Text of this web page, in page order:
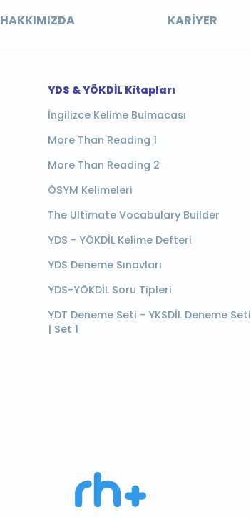
HAKKIMIZDA KARIYER
YDS & YÖKDİL Kitapları
İngilizce Kelime Bulmacası
More Than Reading 1
More Than Reading 2
ÖSYM Kelimeleri
The Ultimate Vocabulary Builder
YDS - YÖKDİL Kelime Defteri
YDS Deneme Sınavları
YDS-YÖKDİL Soru Tipleri
YDT Deneme Seti - YKSDİL Deneme Seti
| Set 1